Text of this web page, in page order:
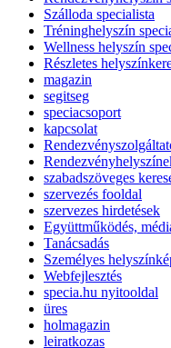
Szálloda specialista
Tréninghelyszín
Wellness helyszín
Részletes
magazin
segitseg
speciacsoport
kapcsolat
szabadszöveges
szervezés fooldal
szervezes hirdetések
Együttműködés,
Tanácsadás
Személyes
Webfejlesztés
specia.hu nyitooldal
üres
holmagazin
leiratkozas